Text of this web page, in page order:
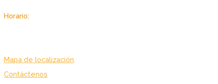
Horario:
Mapa de localización
Contáctenos